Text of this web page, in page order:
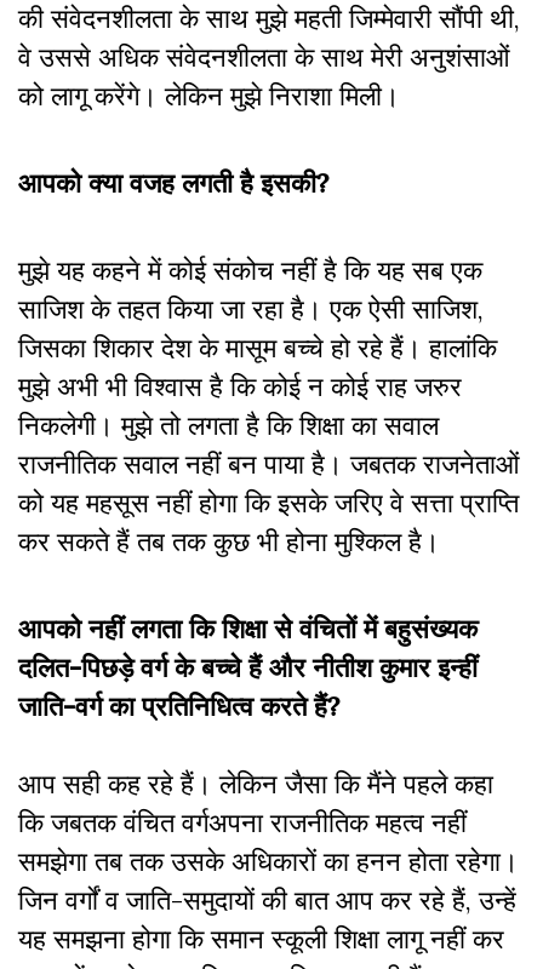
की संवेदनशीलता के साथ मुझे महती जिम्मेवारी सौंपी थी,
वे उससे अधिक संवेदनशीलता के साथ मेरी अनुशंसाओं
को लागू करेंगे। लेकिन मुझे निराशा मिली।
आपको क्या वजह लगती है इसकी?
मुझे यह कहने में कोई संकोच नहीं है कि यह सब एक
साजिश के तहत किया जा रहा है। एक ऐसी साजिश,
जिसका शिकार देश के मासूम बच्चे हो रहे हैं। हालांकि
मुझे अभी भी विश्वास है कि कोई न कोई राह जरुर
निकलेगी। मुझे तो लगता है कि शिक्षा का सवाल
राजनीतिक सवाल नहीं बन पाया है। जबतक राजनेताओं
को यह महसूस नहीं होगा कि इसके जरिए वे सत्ता प्राप्ति
कर सकते हैं तब तक कुछ भी होना मुश्किल है।
आपको नहीं लगता कि शिक्षा से वंचितों में बहुसंख्यक
दलित-पिछड़े वर्ग के बच्चे हैं और नीतीश कुमार इन्हीं
जाति-वर्ग का प्रतिनिधित्व करते हैं?
आप सही कह रहे हैं। लेकिन जैसा कि मैंने पहले कहा
कि जबतक वंचित वर्गअपना राजनीतिक महत्व नहीं
समझेगा तब तक उसके अधिकारों का हनन होता रहेगा।
जिन वर्गों व जाति-समुदायों की बात आप कर रहे हैं, उन्हें
यह समझना होगा कि समान स्कूली शिक्षा लागू नहीं कर